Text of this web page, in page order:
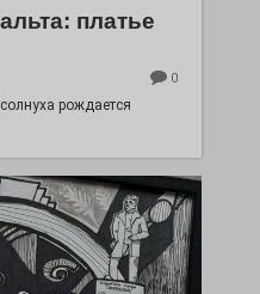
платье
0
рождается